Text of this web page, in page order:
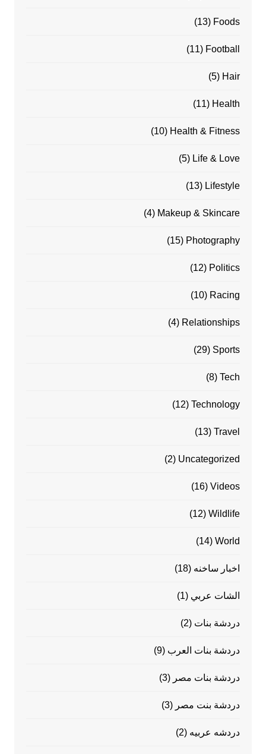
Foods
(13)
Football
(11)
Hair
(5)
Health
(11)
Health & Fitness
(10)
Life & Love
(5)
Lifestyle
(13)
Makeup & Skincare
(4)
Photography
(15)
Politics
(12)
Racing
(10)
Relationships
(4)
Sports
(29)
Tech
(8)
Technology
(12)
Travel
(13)
Uncategorized
(2)
Videos
(16)
Wildlife
(12)
World
(14)
اخبار ساخنه (18)
الشات عربي (1)
دردشة بنات (2)
دردشة بنات العرب (9)
دردشة بنات مصر (3)
دردشة بنت مصر (3)
دردشه عربيه (2)